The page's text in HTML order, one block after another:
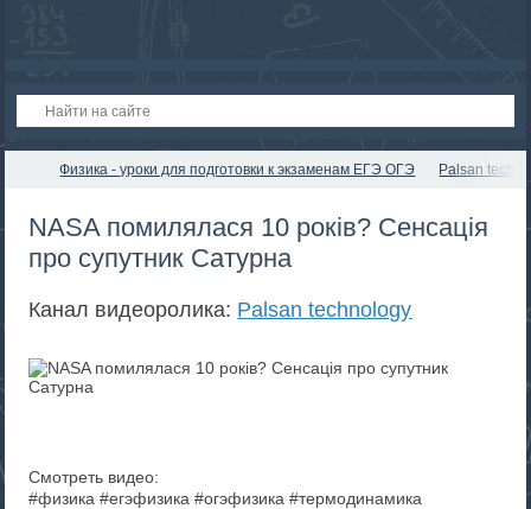
Физика - уроки для подготовки к экзаменам ЕГЭ ОГЭ Palsan
NASA помилялася 10 років? Сенсація
про супутник Сатурна
Канал видеоролика: Palsan technology
Смотреть видео:
#физика #егэфизика #огэфизика #термодинамика